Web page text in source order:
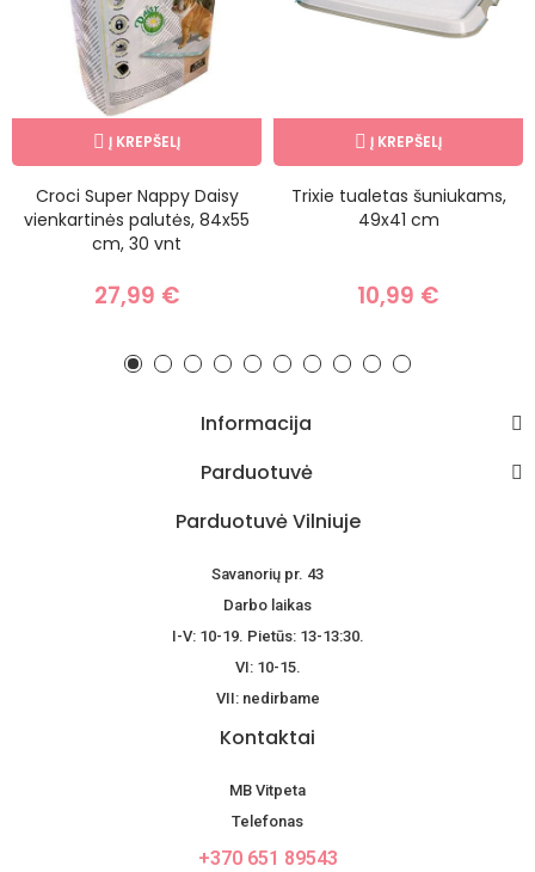
Į KREPŠELĮ
Croci Super Nappy Daisy
vienkartinės palutės, 84x55
cm, 30 vnt
27,99 €
Į KREPŠELĮ
Trixie tualetas šuniukams,
49x41 cm
10,99 €
Informacija
Parduotuvė
Parduotuvė Vilniuje
Savanorių pr. 43
Darbo laikas
I-V: 10-19. Pietūs: 13-13:30.
VI: 10-15.
VII: nedirbame
Kontaktai
MB Vitpeta
Telefonas
+370 651 89543